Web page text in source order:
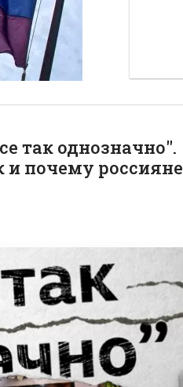
так однозначно".
и почему россияне